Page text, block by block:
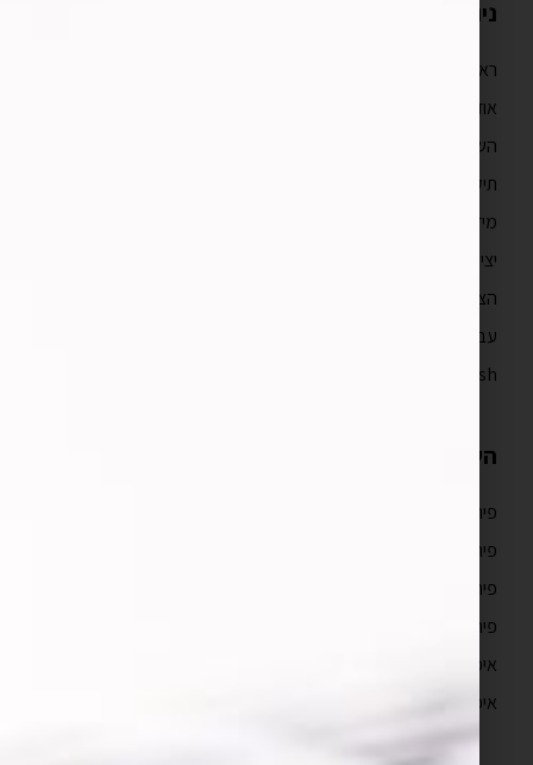
ניווט מהיר
ראשי
אודות
השירותים שלנו
תיק עבודות
מידע מקצועי
יצירת קשר
הצהרת נגישות
עברית
English
השירותים שלנו
פיתוח אפליקציות לאייפון
פיתוח אפליקציות לאנדרואיד
פיתוח אפליקציות מובייל
פיתוח אפליקציות ווב
איפיון אפליקציה וחוויית משתמש UX/UI
איפיון אפליקציה